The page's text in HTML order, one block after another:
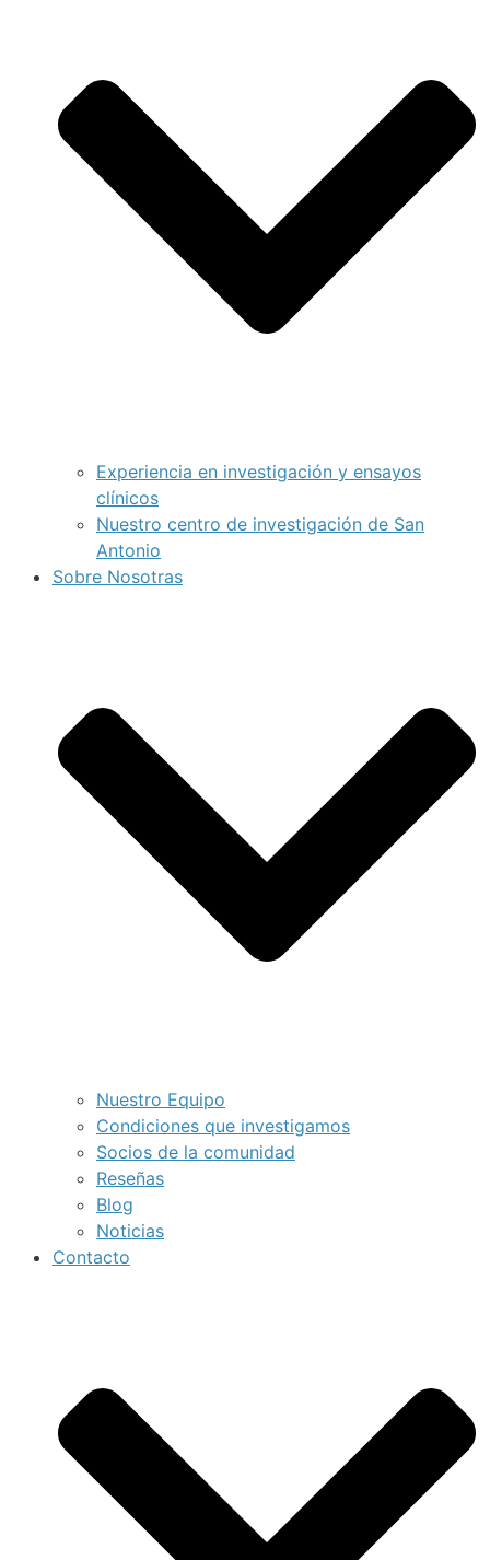
Experiencia en investigación y ensayos
clínicos
Nuestro centro de investigación de San
Antonio
Sobre Nosotras
Nuestro Equipo
Condiciones que investigamos
Socios de la comunidad
Reseñas
Blog
Noticias
Contacto